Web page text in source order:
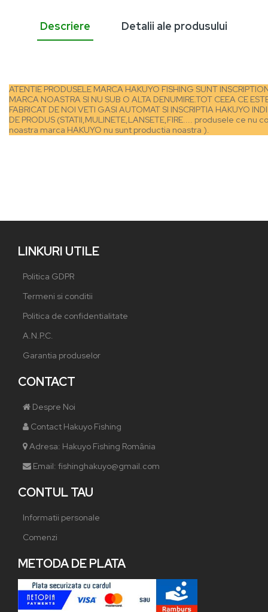
Descriere Detalii ale produsului
ATENTIE PRODUSELE MARCA HAKUYO FISHING SUNT
MARCA NOASTRA SI NU SUB O ALTA DENUMIRE.TOT CEEA CE
FABRICAT DE NOI VETI GASI AUTOMAT SI INSCRIPTIA HAKUYO
DE PRODUS (STATII,MULINETE,LANSETE,FIRE.... produsele ce nu
noastra marca HAKUYO nu sunt productia noastra ).
LINKURI UTILE
Politica GDPR
Termeni si conditii
Politica de confidentialitate
A.N.P.C.
Garantia produselor
CONTACT
Despre Noi
Contact Hakuyo Fishing
Adresa: Hakuyo Fishing România
Email: fishinghakuyo@gmail.com
CONTUL TAU
Informatii personale
Comenzi
METODA DE PLATA